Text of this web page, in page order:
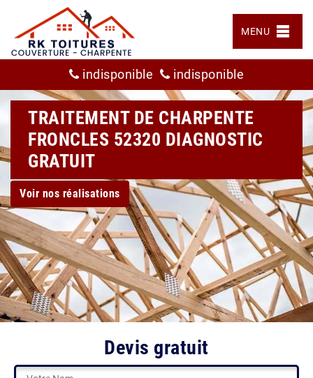
MENU
indisponible indisponible
TRAITEMENT DE CHARPENTE
FRONCLES 52320 DIAGNOSTIC
GRATUIT
Voir nos réalisations
Devis gratuit